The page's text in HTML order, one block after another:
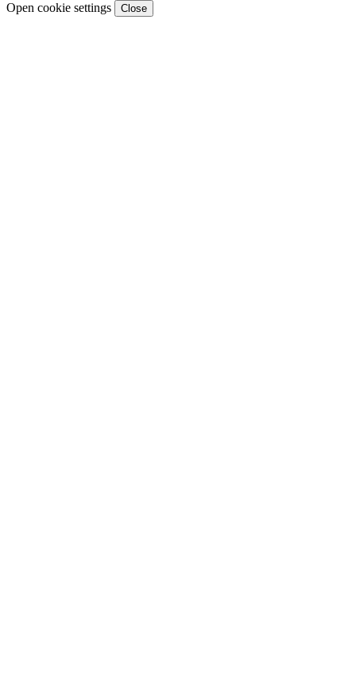
Open cookie settings Close